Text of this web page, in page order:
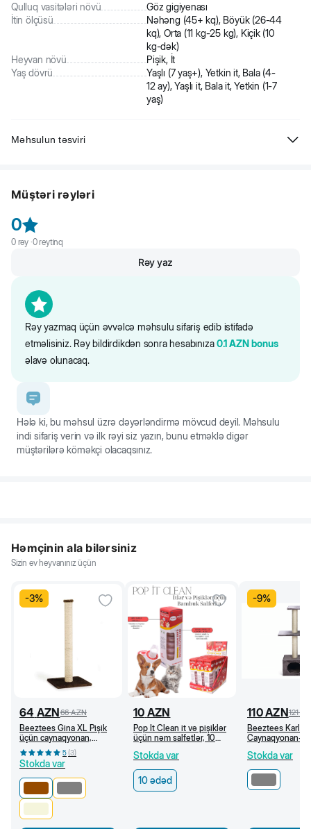
Qulluq vasitələri növü
Göz gigiyenası
İtin ölçüsü
Nəhəng (45+ kq), Böyük (26-44
kq), Orta (11 kg-25 kg), Kiçik (10
kg-dək)
Heyvan növü
Pişik, İt
Yaş dövrü
Yaşlı (7 yaş+), Yetkin it, Bala (4-
12 ay), Yaşlı it, Bala it, Yetkin (1-7
yaş)
Məhsulun təsviri
yaranır və bu daha çox açıq tüklü heyvanlarda bilinir. Bu vasitə göz
edir.
Müştəri rəyləri
0
0rəy ·0reytinq
Rəy yazmaq üçün əvvəlcə məhsulu sifariş edib istifadə
etməlisiniz. Rəy bildirdikdən sonra hesabınıza0.1 AZN bonus
əlavə olunacaq.
Rəy yaz
Hələ ki, bu məhsul üzrə dəyərləndirmə mövcud deyil. Məhsulu
indi sifariş verin və ilk rəyi siz yazın, bunu etməklə digər
müştərilərə köməkçi olacaqsınız.
Həmçinin ala bilərsiniz
Sizin ev heyvanınız üçün
-3%
64 AZN66 AZN
Beeztees Gina XL Pişik
üçün caynaqyonan,
40x40x90 sm, Qəhvəyi
5(3)
Stokda var
10 AZN
Pop It Clean it və pişiklər
üçün nəm salfetlər, 10
Stokda var
10 ədəd
-9%
110AZN121
Beeztees Karlie
Caynaqyonan-
Stokda var